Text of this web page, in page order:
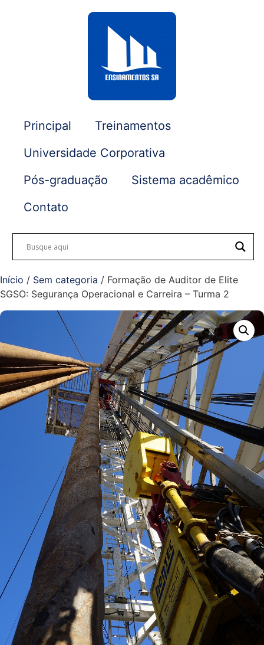
Principal
Treinamentos
Universidade Corporativa
Pós-graduação
Sistema acadêmico
Contato
Início / Sem categoria / Formação de Auditor de Elite
SGSO: Segurança Operacional e Carreira – Turma 2